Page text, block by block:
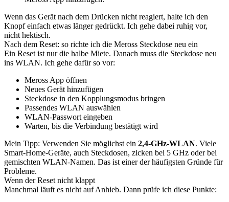
Wenn das Gerät nach dem Drücken nicht reagiert, halte ich den
Knopf einfach etwas länger gedrückt. Ich gehe dabei ruhig vor,
nicht hektisch.
Nach dem Reset: so richte ich die Meross Steckdose neu ein
Ein Reset ist nur die halbe Miete. Danach muss die Steckdose neu
ins WLAN. Ich gehe dafür so vor:
Meross App öffnen
Neues Gerät hinzufügen
Steckdose in den Kopplungsmodus bringen
Passendes WLAN auswählen
WLAN-Passwort eingeben
Warten, bis die Verbindung bestätigt wird
Mein Tipp: Verwenden Sie möglichst ein 2,4-GHz-WLAN. Viele
Smart-Home-Geräte, auch Steckdosen, zicken bei 5 GHz oder bei
gemischten WLAN-Namen. Das ist einer der häufigsten Gründe für
Probleme.
Wenn der Reset nicht klappt
Manchmal läuft es nicht auf Anhieb. Dann prüfe ich diese Punkte: